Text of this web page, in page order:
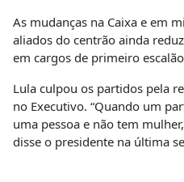
As mudanças na Caixa e em
aliados do centrão ainda
em cargos de primeiro
Lula culpou os partidos pela
no Executivo. “Quando um
uma pessoa e não tem
disse o presidente na última